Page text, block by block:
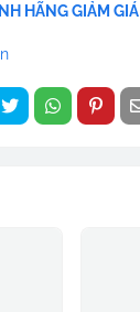
HÃNG GIẢM GIÁ